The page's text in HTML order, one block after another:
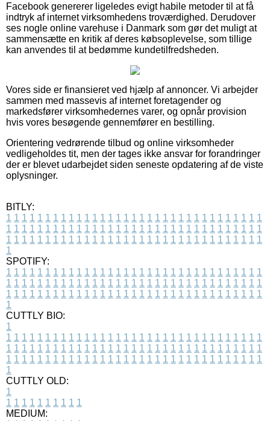
Facebook genererer ligeledes evigt habile metoder til at få
indtryk af internet virksomhedens troværdighed. Derudover
ses nogle online varehuse i Danmark som gør det muligt at
sammensætte en kritik af deres købsoplevelse, som tillige
kan anvendes til at bedømme kundetilfredsheden.
Vores side er finansieret ved hjælp af annoncer. Vi arbejder
sammen med massevis af internet foretagender og
markedsfører virksomhedernes varer, og opnår provision
hvis vores besøgende gennemfører en bestilling.
Orientering vedrørende tilbud og online virksomheder
vedligeholdes tit, men der tages ikke ansvar for forandringer
der er blevet udarbejdet siden seneste opdatering af de viste
oplysninger.
BITLY:
1 1 1 1 1 1 1 1 1 1 1 1 1 1 1 1 1 1 1 1 1 1 1 1 1 1 1 1 1 1 1 1 1
1 1 1 1 1 1 1 1 1 1 1 1 1 1 1 1 1 1 1 1 1 1 1 1 1 1 1 1 1 1 1 1 1
1 1 1 1 1 1 1 1 1 1 1 1 1 1 1 1 1 1 1 1 1 1 1 1 1 1 1 1 1 1 1 1 1
1
SPOTIFY:
1 1 1 1 1 1 1 1 1 1 1 1 1 1 1 1 1 1 1 1 1 1 1 1 1 1 1 1 1 1 1 1 1
1 1 1 1 1 1 1 1 1 1 1 1 1 1 1 1 1 1 1 1 1 1 1 1 1 1 1 1 1 1 1 1 1
1 1 1 1 1 1 1 1 1 1 1 1 1 1 1 1 1 1 1 1 1 1 1 1 1 1 1 1 1 1 1 1 1
1
CUTTLY BIO:
1
1 1 1 1 1 1 1 1 1 1 1 1 1 1 1 1 1 1 1 1 1 1 1 1 1 1 1 1 1 1 1 1 1
1 1 1 1 1 1 1 1 1 1 1 1 1 1 1 1 1 1 1 1 1 1 1 1 1 1 1 1 1 1 1 1 1
1 1 1 1 1 1 1 1 1 1 1 1 1 1 1 1 1 1 1 1 1 1 1 1 1 1 1 1 1 1 1 1 1
1
CUTTLY OLD:
1
1 1 1 1 1 1 1 1 1 1
MEDIUM: